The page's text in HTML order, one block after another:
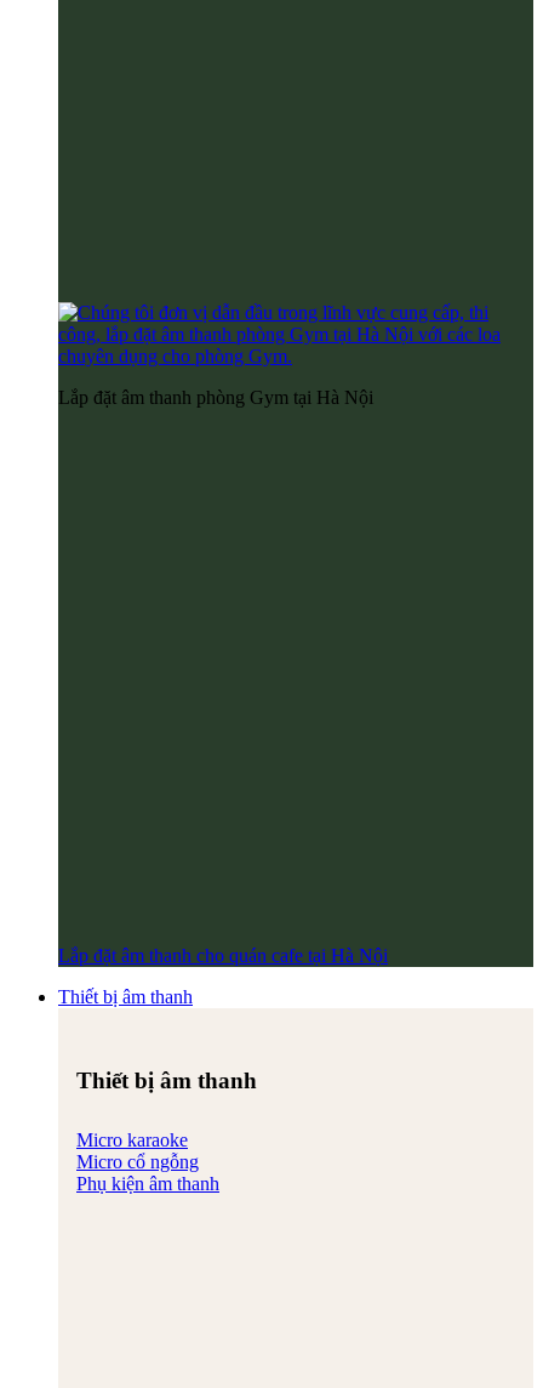
Lắp đặt âm thanh phòng Gym tại Hà Nội
Lắp đặt âm thanh cho quán cafe tại Hà Nội
Thiết bị âm thanh
Thiết bị âm thanh
Micro karaoke
Micro cổ ngỗng
Phụ kiện âm thanh